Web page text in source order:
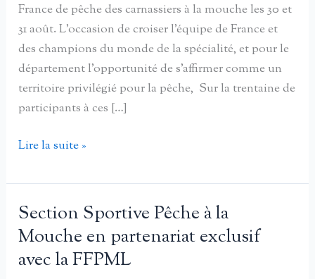
France de pêche des carnassiers à la mouche les 30 et
31 août. L’occasion de croiser l’équipe de France et
des champions du monde de la spécialité, et pour le
département l’opportunité de s’affirmer comme un
territoire privilégié pour la pêche, Sur la trentaine de
participants à ces […]
France
Auvergne
avec
Romain
De
Philippi
Lire la suite »
Section Sportive Pêche à la
Mouche en partenariat exclusif
avec la FFPML